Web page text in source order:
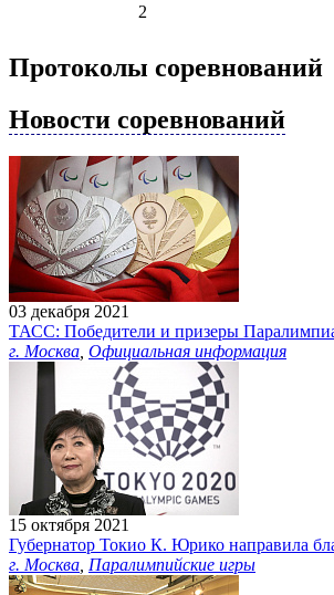
2
Протоколы соревнований
Новости соревнований
03 декабря 2021
ТАСС: Победители и призеры
г. Москва, Официальная информация
15 октября 2021
Губернатор Токио К. Юрико направила
г. Москва, Паралимпийские игры